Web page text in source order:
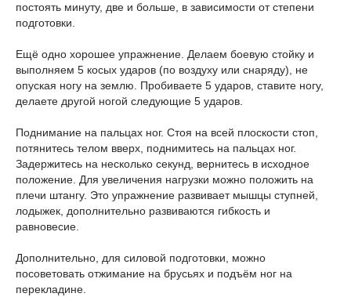
постоять минуту, две и больше, в зависимости от степени
подготовки.
Ещё одно хорошее упражнение. Делаем боевую стойку и
выполняем 5 косых ударов (по воздуху или снаряду), не
опуская ногу на землю. Пробиваете 5 ударов, ставите ногу,
делаете другой ногой следующие 5 ударов.
Поднимание на пальцах ног. Стоя на всей плоскости стоп,
потянитесь телом вверх, поднимитесь на пальцах ног.
Задержитесь на несколько секунд, вернитесь в исходное
положение. Для увеличения нагрузки можно положить на
плечи штангу. Это упражнение развивает мышцы ступней,
лодыжек, дополнительно развиваются гибкость и
равновесие.
Дополнительно, для силовой подготовки, можно
посоветовать отжимание на брусьях и подъём ног на
перекладине.